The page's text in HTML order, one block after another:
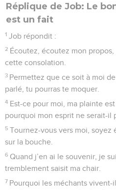
Réplique de Job: Le
est un fait
1 Job répondit :
2 Écoutez, écoutez mon
cette consolation.
3 Permettez que ce soit à moi
parlé, tu pourras te moquer.
4 Est-ce pour moi, ma plainte
pourquoi mon esprit ne serait-il
5 Tournez-vous vers moi, soyez
sur la bouche.
6 Quand j’en ai le souvenir, je
tremblement saisit ma chair.
7 Pourquoi les méchants